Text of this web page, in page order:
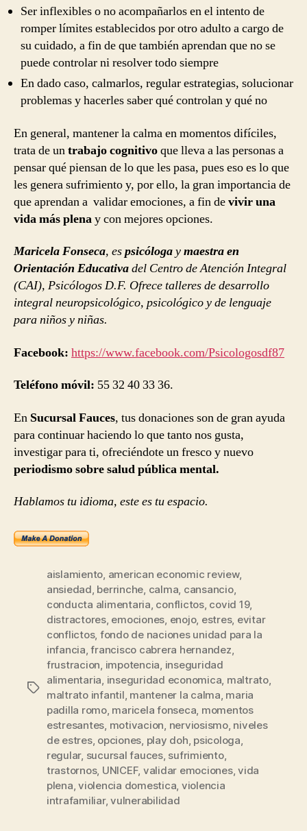
Ser inflexibles o no acompañarlos en el intento de
romper límites establecidos por otro adulto a cargo de
su cuidado, a fin de que también aprendan que no se
puede controlar ni resolver todo siempre
En dado caso, calmarlos, regular estrategias, solucionar
problemas y hacerles saber qué controlan y qué no
En general, mantener la calma en momentos difíciles,
trata de untrabajo cognitivoque lleva a las personas a
pensar qué piensan de lo que les pasa, pues eso es lo que
les genera sufrimiento y, por ello, la gran importancia de
que aprendan a validar emociones, a fin devivir una
vida más plenay con mejores opciones.
Maricela Fonseca, espsicólogaymaestra en
Orientación Educativadel Centro de Atención Integral
(CAI), Psicólogos D.F. Ofrece talleres de desarrollo
integral neuropsicológico, psicológico y de lenguaje
para niños y niñas.
Facebook: https://www.facebook.com/Psicologosdf87
Teléfono móvil: 55 32 40 33 36.
En Sucursal Fauces, tus donaciones son de gran ayuda
para continuar haciendo lo que tanto nos gusta,
investigar para ti, ofreciéndote un fresco y nuevo
periodismo sobre salud pública mental.
Hablamos tu idioma, este es tu espacio.
Etiquetas
aislamiento, american economic review,
ansiedad, berrinche, calma, cansancio,
conducta alimentaria, conflictos, covid 19,
distractores, emociones, enojo, estres, evitar
conflictos, fondo de naciones unidad para la
infancia,francisco cabrera hernandez,
frustracion, impotencia, inseguridad
alimentaria, inseguridad economica, maltrato,
maltrato infantil, mantener la calma, maria
padilla romo, maricela fonseca, momentos
estresantes, motivacion, nerviosismo, niveles
de estres, opciones, play doh, psicologa,
regular, sucursal fauces, sufrimiento,
trastornos, UNICEF, validar emociones,vida
plena,violencia domestica, violencia
intrafamiliar,vulnerabilidad